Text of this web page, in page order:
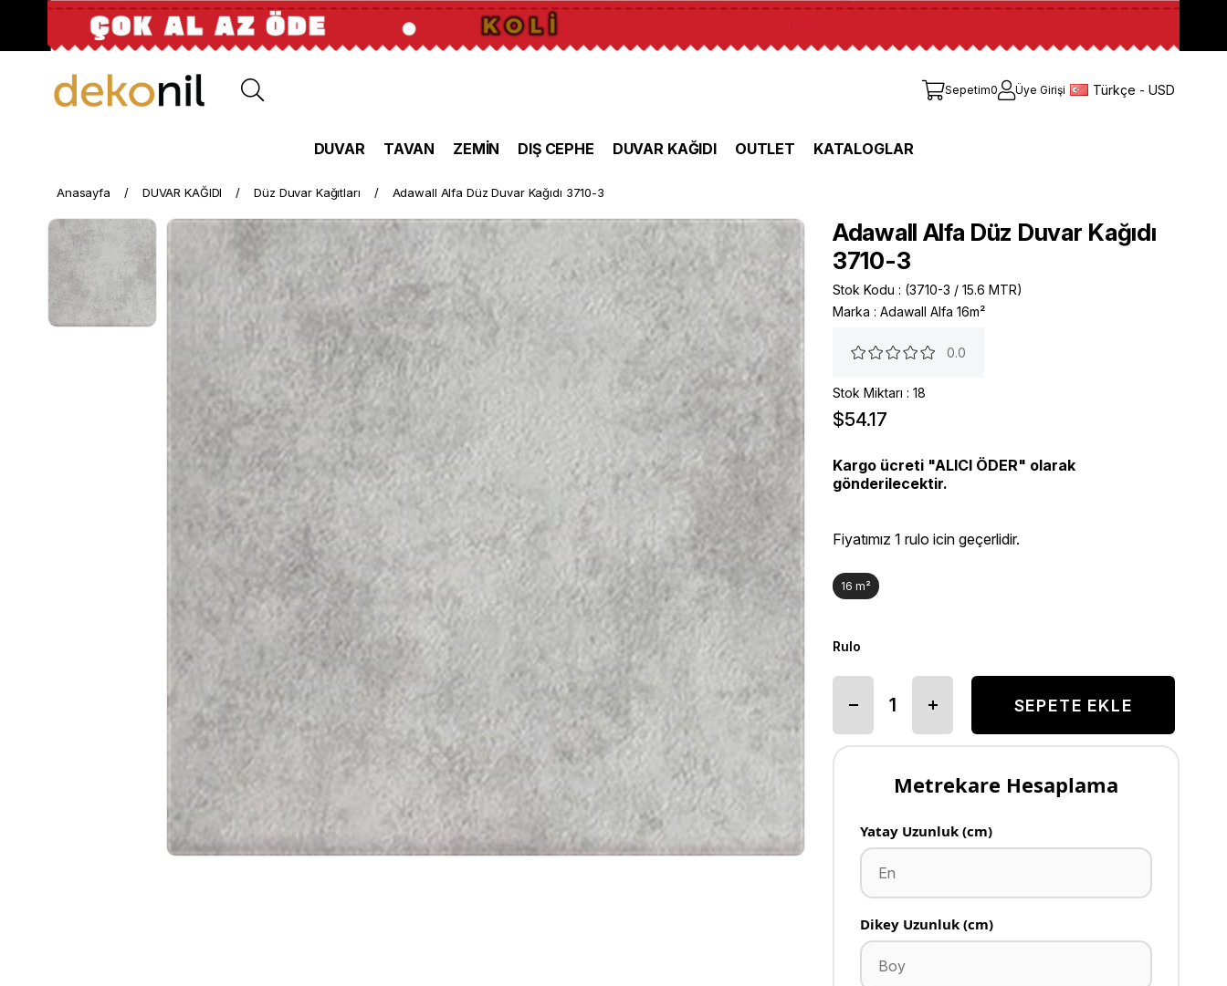
Sepetim0 Üye Girişi Türkçe - USD
DUVAR TAVAN ZEMİN DIŞ CEPHE DUVAR KAĞIDI OUTLET KATALOGLAR
Anasayfa DUVAR KAĞIDI Düz Duvar Kağıtları Adawall Alfa Düz Duvar Kağıdı 3710-3
Adawall Alfa Düz Duvar Kağıdı
3710-3
Stok Kodu
(3710-3 / 15.6 MTR)
Marka : Adawall Alfa 16m²
0.0
Stok Miktarı : 18
$54.17
Kargo ücreti "ALICI ÖDER" olarak
gönderilecektir.
Fiyatımız 1 rulo icin geçerlidir.
16 m²
Rulo
Metrekare Hesaplama
Yatay Uzunluk (cm)
Dikey Uzunluk (cm)